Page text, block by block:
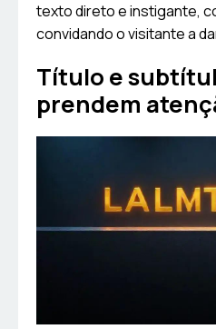
texto direto e instigante,
convidando o visitante a
Título e
prendem